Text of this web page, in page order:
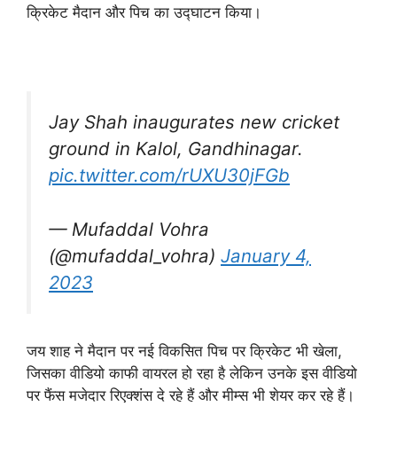
क्रिकेट मैदान और पिच का उद्घाटन किया।
Jay Shah inaugurates new cricket
ground in Kalol, Gandhinagar.
pic.twitter.com/rUXU30jFGb
— Mufaddal Vohra
(@mufaddal_vohra) January 4,
2023
जय शाह ने मैदान पर नई विकसित पिच पर क्रिकेट भी खेला,
जिसका वीडियो काफी वायरल हो रहा है लेकिन उनके इस वीडियो
पर फैंस मजेदार रिएक्शंस दे रहे हैं और मीम्स भी शेयर कर रहे हैं।